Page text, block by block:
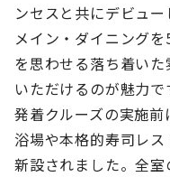
ンセスと共にデビュー
メイン・ダイニング
を思わせる落ち着い
いただけるのが魅力
発着クルーズの実施
浴場や本格的寿司レ
新設されました。全